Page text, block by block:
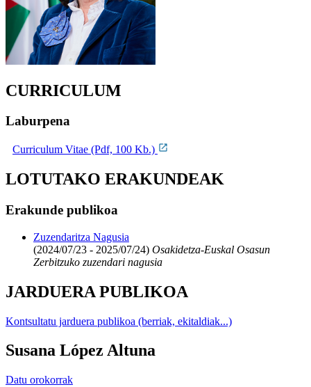
CURRICULUM
Laburpena
Curriculum Vitae (Pdf, 100 Kb.)
LOTUTAKO ERAKUNDEAK
Erakunde publikoa
Zuzendaritza Nagusia
(2024/07/23 - 2025/07/24) Osakidetza-Euskal Osasun
Zerbitzuko zuzendari nagusia
JARDUERA PUBLIKOA
Kontsultatu jarduera publikoa (berriak, ekitaldiak...)
Susana López Altuna
Datu orokorrak